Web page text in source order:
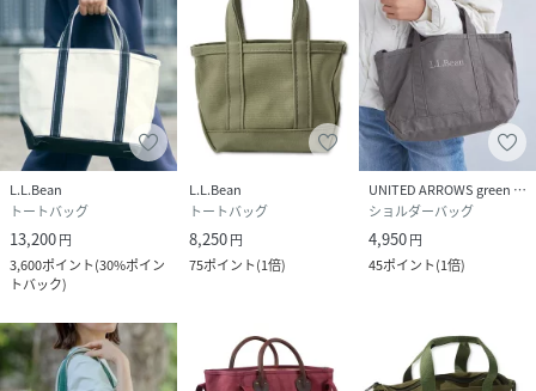
L.L.Bean
トートバッグ
13,200円
3,600ポイント(30%ポイン
トバック)
L.L.Bean
トートバッグ
8,250円
75ポイント(1倍)
UNITED ARROWS green label relaxing
ショルダーバッグ
4,950円
45ポイント(1倍)